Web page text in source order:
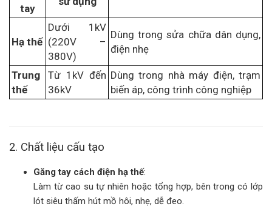
tay
Hạ thế
Dưới 1kV
(220V –
380V)
Dùng trong sửa chữa dân dụng,
điện nhẹ
Trung
thế
Từ 1kV đến
36kV
Dùng trong nhà máy điện, trạm
biến áp, công trình công nghiệp
2. Chất liệu cấu tạo
Găng tay cách điện hạ thế:
Làm từ cao su tự nhiên hoặc tổng hợp, bên trong có lớp
lót siêu thấm hút mồ hôi, nhẹ, dễ đeo.